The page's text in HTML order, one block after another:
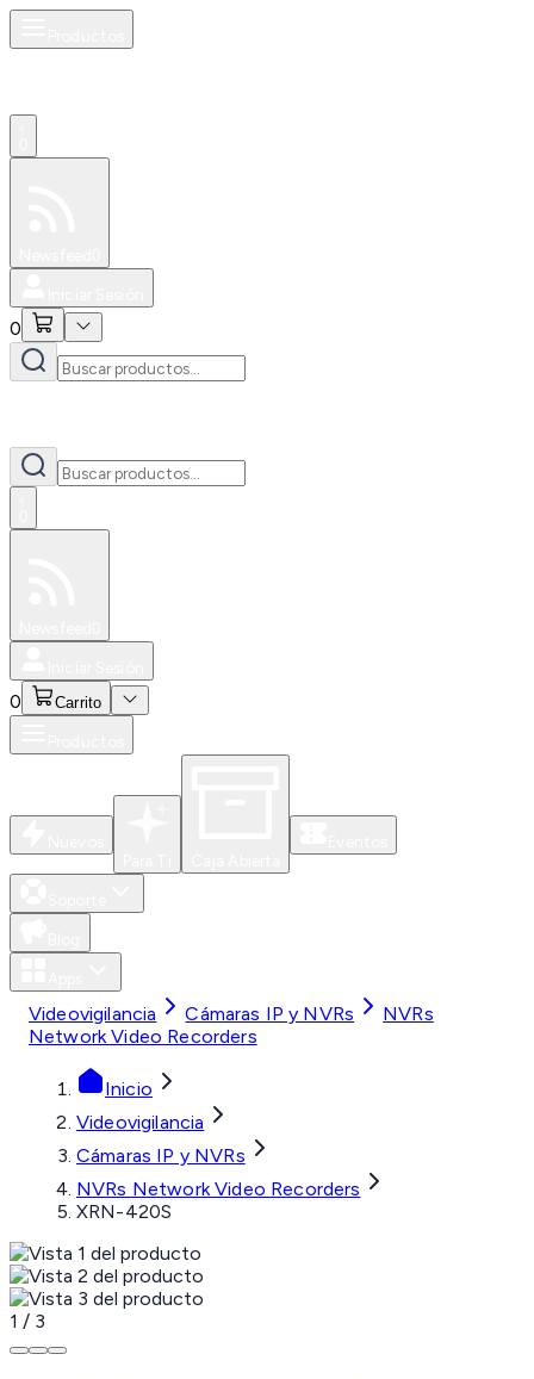
0
0 Carrito
Videovigilancia Cámaras IP y NVRs
NVRs
Network Video Recorders
Inicio
Videovigilancia
Cámaras IP y NVRs
NVRs Network Video Recorders
XRN-420S
1 / 3